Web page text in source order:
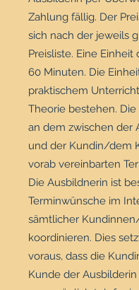
Zahlung fällig. Der
sich nach der jeweils
Preisliste. Eine Einheit
60 Minuten. Die
praktischem
Theorie bestehen.
an dem zwischen der
und der Kundin/dem
vorab vereinbarten
Die Ausbildnerin ist
Terminwünsche im
sämtlicher
koordinieren. Dies
voraus, dass die
Kunde der Ausbilderin